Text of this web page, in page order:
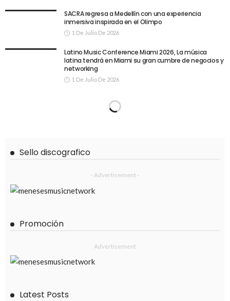
SACRA regresa a Medellín con una experiencia
inmersiva inspirada en el Olimpo
1 De Julio De 2026
Latino Music Conference Miami 2026, La música
latina tendrá en Miami su gran cumbre de negocios y
networking
1 De Julio De 2026
Sello discografico
- Advertisement -
Promoción
Advertisement
Latest Posts